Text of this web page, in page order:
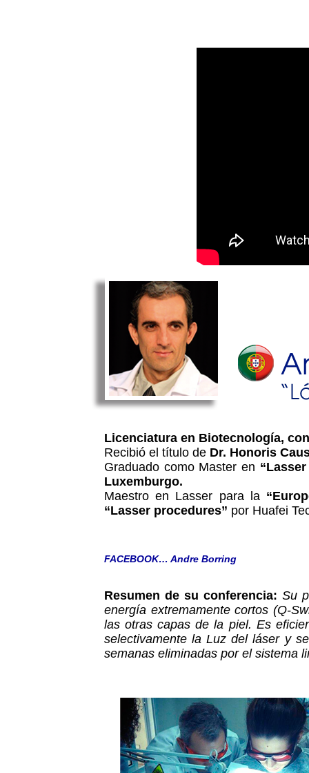
Licenciatura en Biotecnología,
Recibió el título de Dr. Honoris
Graduado como Master en
Luxemburgo.
Maestro en Lasser para la
“Lasser procedures” por Huafei
FACEBOOK… Andre Borring
Resumen de su conferencia: Su
energía extremamente cortos (Q-
las otras capas de la piel. Es
selectivamente la Luz del láser y
semanas eliminadas por el sistema